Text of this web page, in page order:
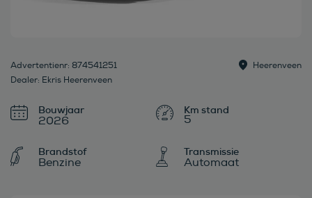
Advertentienr: 874541251
Dealer: Ekris Heerenveen
Heerenveen
Bouwjaar
2026 5
Brandstof
Benzine
Transmissie
Automaat